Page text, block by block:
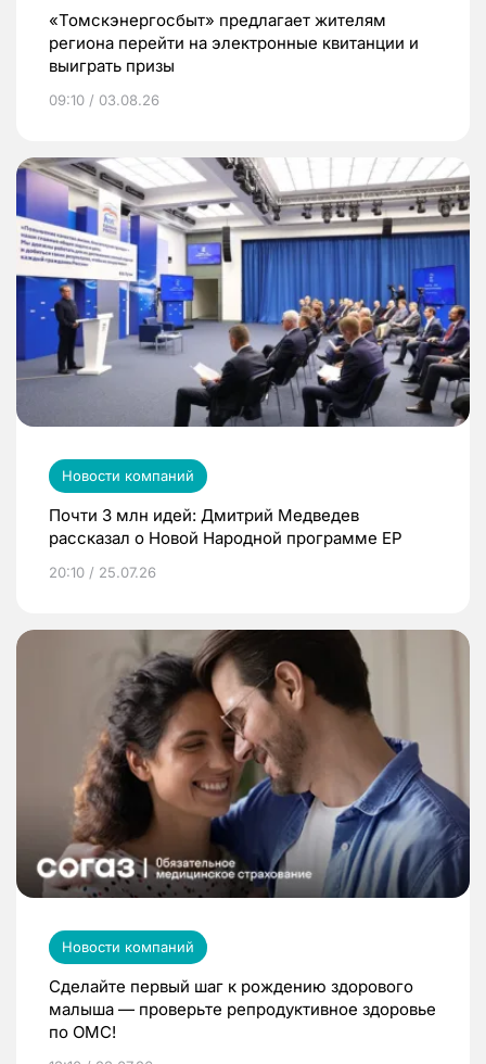
«Томскэнергосбыт» предлагает жителям
региона перейти на электронные квитанции и
выиграть призы
09:10 / 03.08.26
Новости компаний
Почти 3 млн идей: Дмитрий Медведев
рассказал о Новой Народной программе ЕР
20:10 / 25.07.26
Новости компаний
Сделайте первый шаг к рождению здорового
малыша — проверьте репродуктивное здоровье
по ОМС!